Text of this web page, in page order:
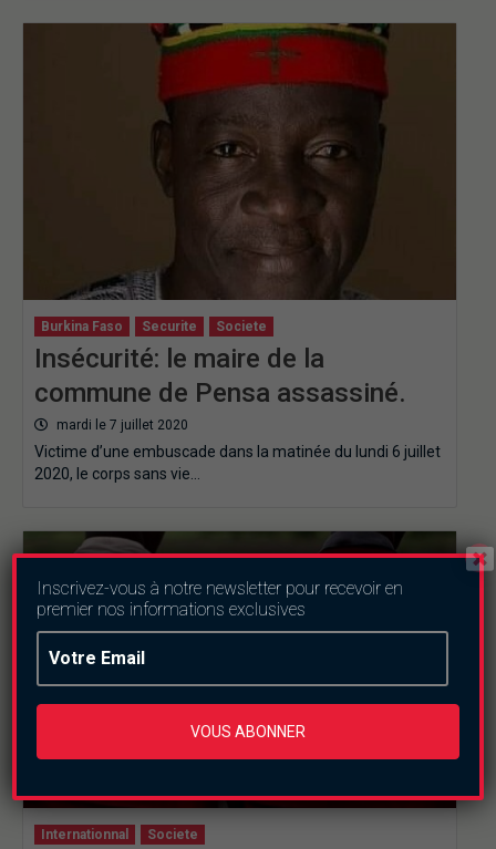
Burkina Faso Securite Societe
Insécurité: le maire de la
commune de Pensa assassiné.
mardi le 7 juillet 2020
Victime d’une embuscade dans la matinée du lundi 6 juillet
2020, le corps sans vie…
Internationnal Societe
Inscrivez-vous à notre newsletter pour recevoir en
premier nos informations exclusives
VOUS ABONNER